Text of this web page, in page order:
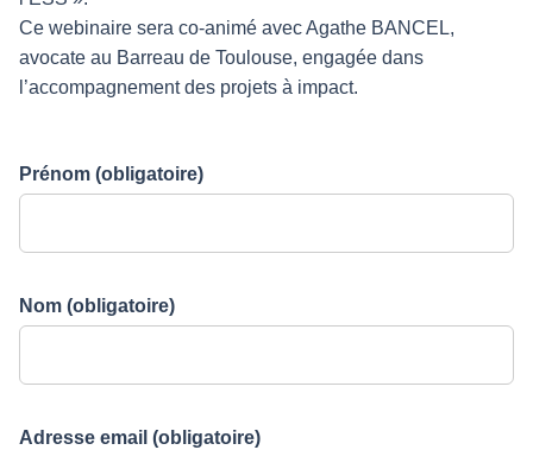
Ce webinaire sera co-animé avec Agathe BANCEL,
avocate au Barreau de Toulouse, engagée dans
l’accompagnement des projets à impact.
Prénom (obligatoire)
Nom (obligatoire)
Adresse email (obligatoire)